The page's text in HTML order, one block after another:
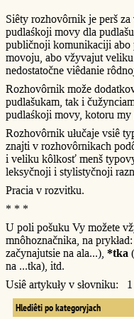
Siêty rozhovôrnik je perš
pudlaśkoji movy dla
publičnoji komunikaciji abo
movoju, abo vžyvajut
nedostatočne viêdanie
Rozhovôrnik može
pudlašukam, tak i
pudlaśkoji movy, kotoru my
Rozhovôrnik ułučaje vsiê
znajti v rozhovôrnikach
i veliku kôlkosť menš
leksyčnoji i stylistyčnoji
Pracia v rozvitku.
* * *
U poli pošuku Vy možete
mnôhoznačnika, na prykład:
začynajutsie na ala...), *tka
na ...tka), itd.
Usiê artykuły v słovniku:
Hlediêti po kategoryjach